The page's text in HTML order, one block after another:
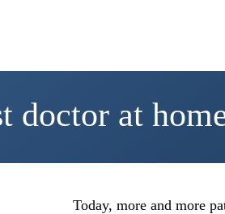
doctor at
Today, more and more